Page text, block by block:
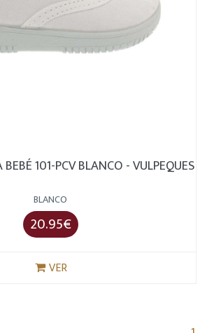
101-PCV BLANCO - VULPEQUES
BLANCO
20.95€
VER